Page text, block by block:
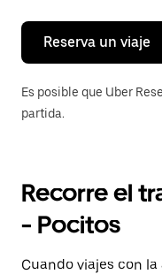
el
calendario.
Reserva un viaje
Es posible que Uber
partida.
Recorre el
- Pocitos
Cuando viajes con